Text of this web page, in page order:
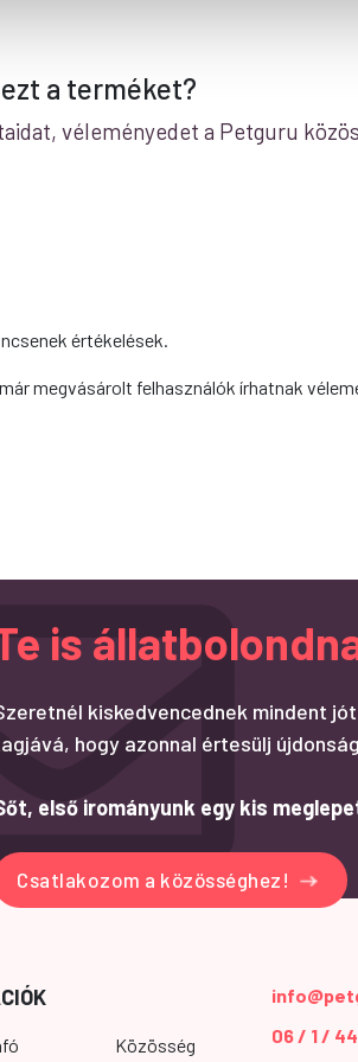
a terméket?
véleményedet a Petguru
értékelések.
megvásárolt felhasználók írhatnak
is
kiskedvencednek mindent
hogy azonnal értesülj
első irományunk egy kis
Csatlakozom a közösséghez!
Közösség
06 / 1 /